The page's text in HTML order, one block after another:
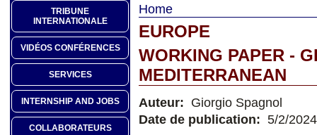
TRIBUNE
INTERNATIONALE
VIDÉOS CONFÉRENCES
SERVICES
INTERNSHIP AND JOBS
COLLABORATEURS
Home
EUROPE
WORKING PAPER -
MEDITERRANEAN
Auteur: Giorgio Spagnol
Date de publication: 5/2/2024